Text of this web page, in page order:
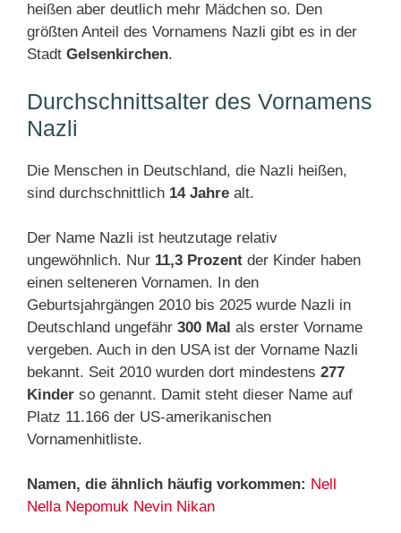
heißen aber deutlich mehr Mädchen so. Den
größten Anteil des Vornamens Nazli gibt es in der
Stadt Gelsenkirchen.
Durchschnittsalter des Vornamens
Nazli
Die Menschen in Deutschland, die Nazli heißen,
sind durchschnittlich 14 Jahre alt.
Der Name Nazli ist heutzutage relativ
ungewöhnlich. Nur 11,3 Prozent der Kinder haben
einen selteneren Vornamen. In den
Geburtsjahrgängen 2010 bis 2025 wurde Nazli in
Deutschland ungefähr 300 Mal als erster Vorname
vergeben. Auch in den USA ist der Vorname Nazli
bekannt. Seit 2010 wurden dort mindestens 277
Kinder so genannt. Damit steht dieser Name auf
Platz 11.166 der US-amerikanischen
Vornamenhitliste.
Namen, die ähnlich häufig vorkommen: Nell
Nella Nepomuk Nevin Nikan